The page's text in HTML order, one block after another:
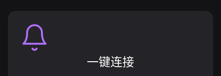
一键连接